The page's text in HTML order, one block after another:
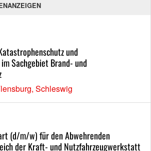
und
Sachgebiet Brand- und
Schleswig
(d/m/w) für den Abwehrenden
der Kraft- und Nutzfahrzeugwerkstatt